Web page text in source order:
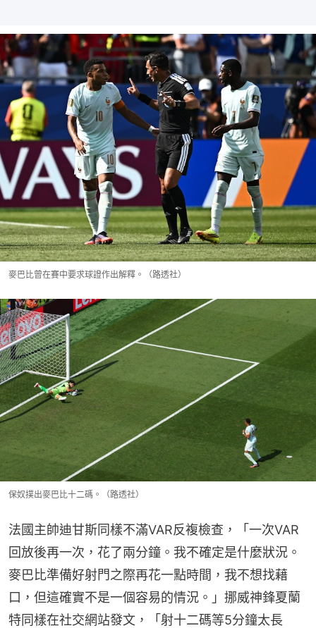
麥巴比曾在賽中要求球證作出解釋。（路透社）
保奴撲出麥巴比十二碼。（路透社）
法國主帥迪甘斯同樣不滿VAR反複檢查，「一次VAR
回放後再一次，花了兩分鐘。我不確定是什麼狀況。
麥巴比準備好射門之際再花一點時間，我不想找藉
口，但這確實不是一個容易的情況。」挪威神鋒夏蘭
特同樣在社交網站發文，「射十二碼等5分鐘太長